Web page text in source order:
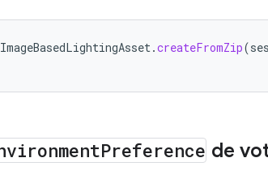
ImageBasedLightingAsset.createFromZip(
Preference de